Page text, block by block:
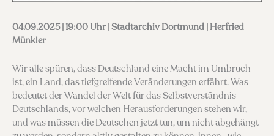
04.09.2025 | 19:00 Uhr | Stadtarchiv Dortmund | Herfried
Münkler
Wir alle spüren, dass Deutschland eine Macht im Umbruch
ist, ein Land, das tiefgreifende Veränderungen erfährt. Was
bedeutet der Wandel der Welt für das Selbstverständnis
Deutschlands, vor welchen Herausforderungen stehen wir,
und was müssen die Deutschen jetzt tun, um nicht abgehängt